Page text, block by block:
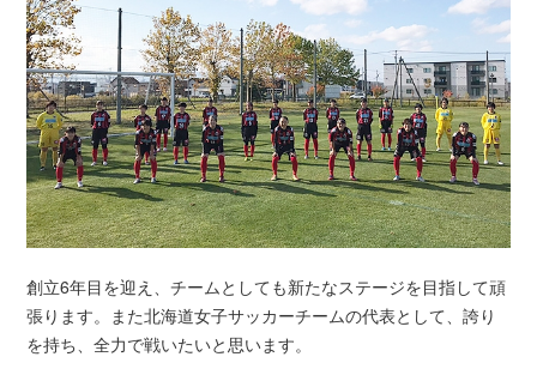
創立6年目を迎え、チームとしても新たなステージを目指して頑
張ります。また北海道女子サッカーチームの代表として、誇り
を持ち、全力で戦いたいと思います。